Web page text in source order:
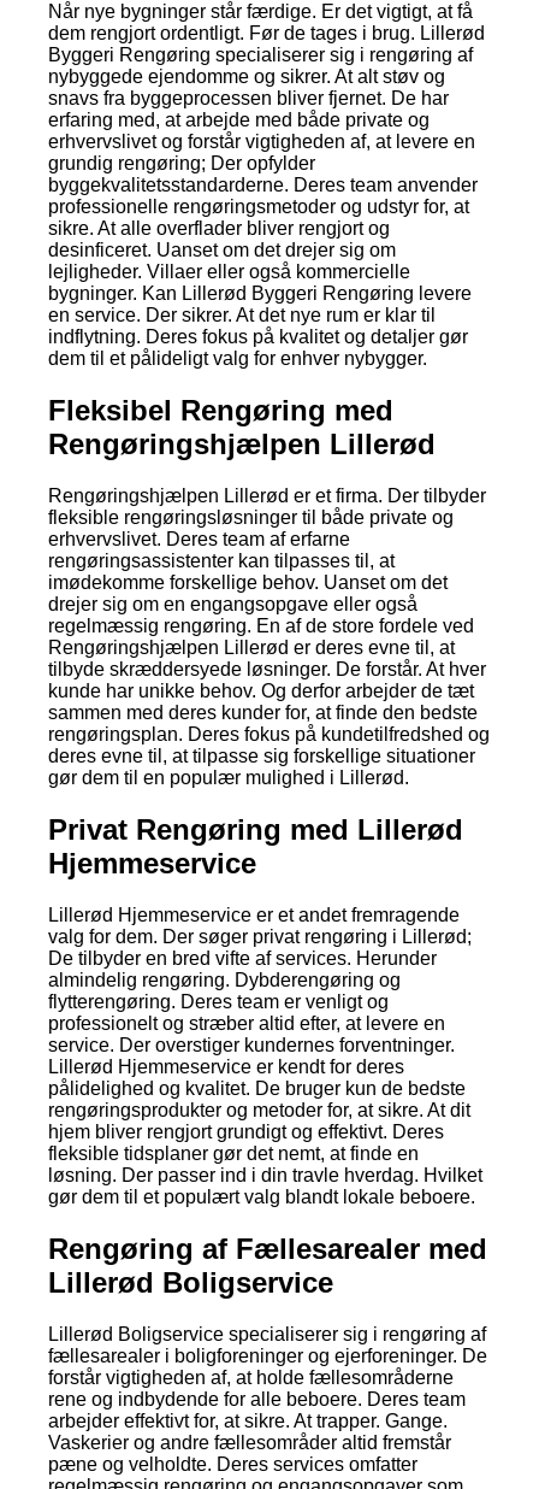
Når nye bygninger står færdige. Er det vigtigt, at få
dem rengjort ordentligt. Før de tages i brug. Lillerød
Byggeri Rengøring specialiserer sig i rengøring af
nybyggede ejendomme og sikrer. At alt støv og
snavs fra byggeprocessen bliver fjernet. De har
erfaring med, at arbejde med både private og
erhvervslivet og forstår vigtigheden af, at levere en
grundig rengøring; Der opfylder
byggekvalitetsstandarderne. Deres team anvender
professionelle rengøringsmetoder og udstyr for, at
sikre. At alle overflader bliver rengjort og
desinficeret. Uanset om det drejer sig om
lejligheder. Villaer eller også kommercielle
bygninger. Kan Lillerød Byggeri Rengøring levere
en service. Der sikrer. At det nye rum er klar til
indflytning. Deres fokus på kvalitet og detaljer gør
dem til et pålideligt valg for enhver nybygger.
Fleksibel Rengøring med
Rengøringshjælpen Lillerød
Rengøringshjælpen Lillerød er et firma. Der tilbyder
fleksible rengøringsløsninger til både private og
erhvervslivet. Deres team af erfarne
rengøringsassistenter kan tilpasses til, at
imødekomme forskellige behov. Uanset om det
drejer sig om en engangsopgave eller også
regelmæssig rengøring. En af de store fordele ved
Rengøringshjælpen Lillerød er deres evne til, at
tilbyde skræddersyede løsninger. De forstår. At hver
kunde har unikke behov. Og derfor arbejder de tæt
sammen med deres kunder for, at finde den bedste
rengøringsplan. Deres fokus på kundetilfredshed og
deres evne til, at tilpasse sig forskellige situationer
gør dem til en populær mulighed i Lillerød.
Privat Rengøring med Lillerød
Hjemmeservice
Lillerød Hjemmeservice er et andet fremragende
valg for dem. Der søger privat rengøring i Lillerød;
De tilbyder en bred vifte af services. Herunder
almindelig rengøring. Dybderengøring og
flytterengøring. Deres team er venligt og
professionelt og stræber altid efter, at levere en
service. Der overstiger kundernes forventninger.
Lillerød Hjemmeservice er kendt for deres
pålidelighed og kvalitet. De bruger kun de bedste
rengøringsprodukter og metoder for, at sikre. At dit
hjem bliver rengjort grundigt og effektivt. Deres
fleksible tidsplaner gør det nemt, at finde en
løsning. Der passer ind i din travle hverdag. Hvilket
gør dem til et populært valg blandt lokale beboere.
Rengøring af Fællesarealer med
Lillerød Boligservice
Lillerød Boligservice specialiserer sig i rengøring af
fællesarealer i boligforeninger og ejerforeninger. De
forstår vigtigheden af, at holde fællesområderne
rene og indbydende for alle beboere. Deres team
arbejder effektivt for, at sikre. At trapper. Gange.
Vaskerier og andre fællesområder altid fremstår
pæne og velholdte. Deres services omfatter